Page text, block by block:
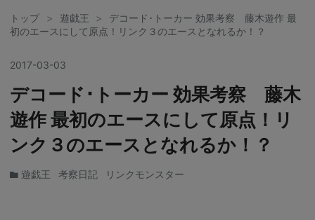
トップ > 遊戯王 >
デコード･トーカー 効果考察 藤木遊作 最
初のエースにして原点！リンク３のエースとなれるか！？
2017-03-03
デコード･トーカー 効果考察 藤木
遊作 最初のエースにして原点！リ
ンク３のエースとなれるか！？
遊戯王 考察日記 リンクモンスター